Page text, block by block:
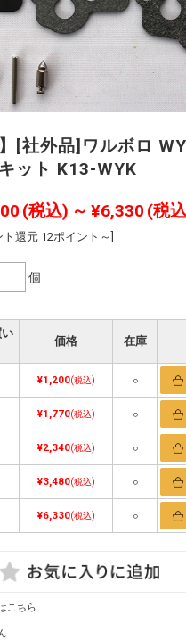
】[社外品]ワルボロ
ット K13-WYK
(税込) ～ ¥6,330 (税
ト還元 12ポイント～]
個
い
価格 在庫
¥1,200(税込) ○
¥1,770(税込) ○
¥2,340(税込) ○
¥3,480(税込) ○
¥6,330(税込) ○
こちら